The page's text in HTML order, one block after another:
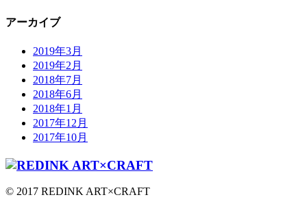
アーカイブ
2019年3月
2019年2月
2018年7月
2018年6月
2018年1月
2017年12月
2017年10月
© 2017 REDINK ART×CRAFT